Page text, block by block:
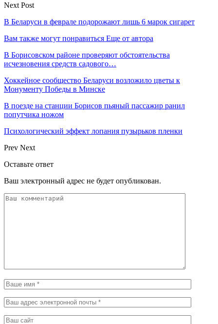
Next Post
В Беларуси в феврале подорожают лишь 6 марок сигарет
Вам также могут понравиться Еще от автора
В Борисовском районе проверяют обстоятельства
исчезновения средств садового…
Хоккейное сообщество Беларуси возложило цветы к
Монументу Победы в Минске
В поезде на станции Борисов пьяный пассажир ранил
попутчика ножом
Психологический эффект лопания пузырьков пленки
Prev Next
Оставьте ответ
Ваш электронный адрес не будет опубликован.